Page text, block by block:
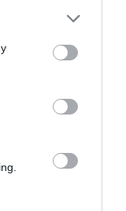
or more Google
You may click to
party tags to
in below Google
hogy a
A